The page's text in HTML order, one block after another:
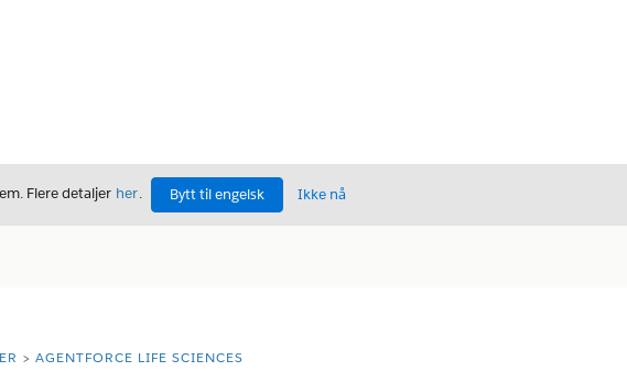
Flere detaljer her. Bytt til engelsk Ikke nå
AGENTFORCE LIFE SCIENCES